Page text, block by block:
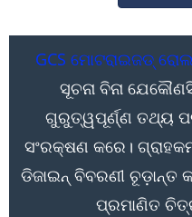
GCS ମୋଟରାଇଜଡ୍
ସୂଚନା ବିନା
ଗୁରୁତ୍ୱପୂର୍ଣ୍ଣ ତଥ୍ୟ
ସଂରକ୍ଷଣ କରେ।
ଡିଜାଇନ୍ ବିବରଣୀ ଚୂଡ଼ାନ୍ତ
ପ୍ରମାଣିତ